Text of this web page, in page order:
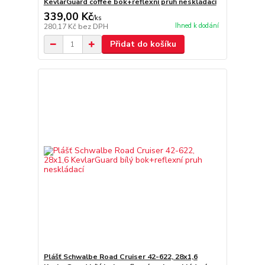
KevlarGuard coffee bok+reflexní pruh neskládací
339,00 Kč/ks
280,17 Kč bez DPH Ihned k dodání
Přidat do košíku
Plášť Schwalbe Road Cruiser 42-622, 28x1,6